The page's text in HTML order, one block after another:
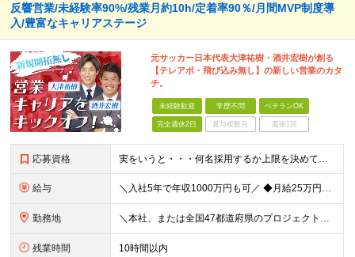
反響営業/未経験率90%/残業月約10h/定着率90％/月間MVP制度導
入/豊富なキャリアステージ
元サッカー日本代表大津祐樹・酒井宏樹が創る
【テレアポ・飛び込み無し】の新しい営業のカタ
チ。
未経験歓迎 学歴不問 ベテランOK
完全週休2日 賞与複数月 面接1回
応募資格 実をいうと・・・何名採用するか上限を決めていません！ なので、カルチャーフィットする方は【全員採用】します！ ＼弊社のカルチャーに合う方／ □人に喜んでもらうことが好き □何かに打ち込む人を応援した
給与 ＼入社5年で年収1000万円も可／ ◆月給25万円～70万円＋賞与 ※経験・能力などを考慮の上、決定いたします。 ※残業代は別途全額支給いたします。 ※試用期間は6ヶ月です。その間の雇用形態は契約
勤務地 ＼本社、または全国47都道府県のプロジェクト先／ ◎希望に合わせた勤務地でご活躍いただけます！ ◎引っ越しを伴う転勤はございません。 【本社】 東京都中央区銀座1-7-16 コミット銀座ビル4F
残業時間 10時間以内